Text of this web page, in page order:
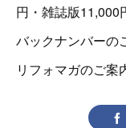
円・雑誌版11,000
バックナンバーの
リフォマガのご案